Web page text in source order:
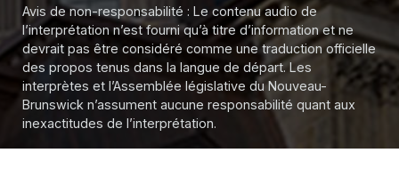
Avis de non-responsabilité : Le contenu audio de
l’interprétation n’est fourni qu’à titre d’information et ne
devrait pas être considéré comme une traduction officielle
des propos tenus dans la langue de départ. Les
interprètes et l’Assemblée législative du Nouveau-
Brunswick n’assument aucune responsabilité quant aux
inexactitudes de l’interprétation.